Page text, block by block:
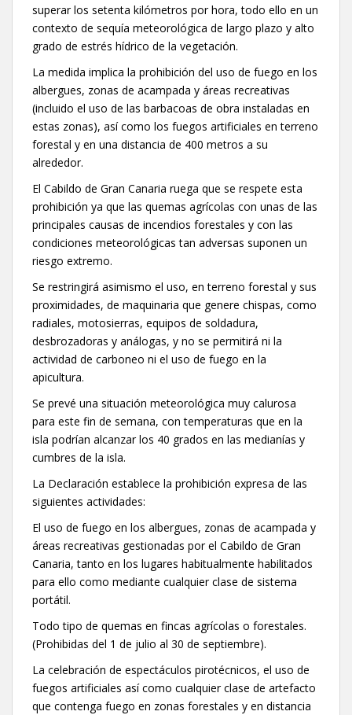
superar los setenta kilómetros por hora, todo ello en un
contexto de sequía meteorológica de largo plazo y alto
grado de estrés hídrico de la vegetación.
La medida implica la prohibición del uso de fuego en los
albergues, zonas de acampada y áreas recreativas
(incluido el uso de las barbacoas de obra instaladas en
estas zonas), así como los fuegos artificiales en terreno
forestal y en una distancia de 400 metros a su
alrededor.
El Cabildo de Gran Canaria ruega que se respete esta
prohibición ya que las quemas agrícolas con unas de las
principales causas de incendios forestales y con las
condiciones meteorológicas tan adversas suponen un
riesgo extremo.
Se restringirá asimismo el uso, en terreno forestal y sus
proximidades, de maquinaria que genere chispas, como
radiales, motosierras, equipos de soldadura,
desbrozadoras y análogas, y no se permitirá ni la
actividad de carboneo ni el uso de fuego en la
apicultura.
Se prevé una situación meteorológica muy calurosa
para este fin de semana, con temperaturas que en la
isla podrían alcanzar los 40 grados en las medianías y
cumbres de la isla.
La Declaración establece la prohibición expresa de las
siguientes actividades:
El uso de fuego en los albergues, zonas de acampada y
áreas recreativas gestionadas por el Cabildo de Gran
Canaria, tanto en los lugares habitualmente habilitados
para ello como mediante cualquier clase de sistema
portátil.
Todo tipo de quemas en fincas agrícolas o forestales.
(Prohibidas del 1 de julio al 30 de septiembre).
La celebración de espectáculos pirotécnicos, el uso de
fuegos artificiales así como cualquier clase de artefacto
que contenga fuego en zonas forestales y en distancia